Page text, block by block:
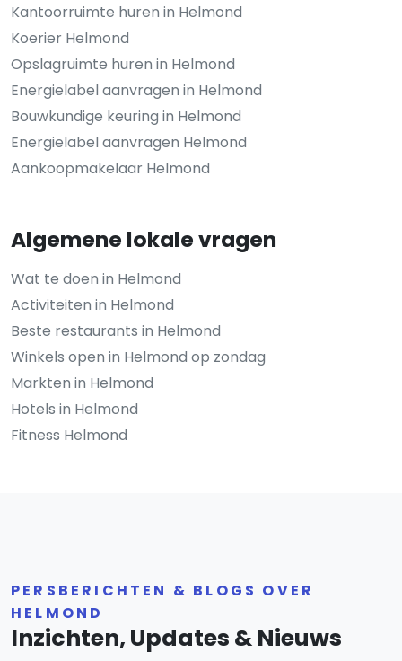
Kantoorruimte huren in Helmond
Koerier Helmond
Opslagruimte huren in Helmond
Energielabel aanvragen in Helmond
Bouwkundige keuring in Helmond
Energielabel aanvragen Helmond
Aankoopmakelaar Helmond
Algemene lokale vragen
Wat te doen in Helmond
Activiteiten in Helmond
Beste restaurants in Helmond
Winkels open in Helmond op zondag
Markten in Helmond
Hotels in Helmond
Fitness Helmond
PERSBERICHTEN & BLOGS OVER
HELMOND
Inzichten, Updates & Nieuws